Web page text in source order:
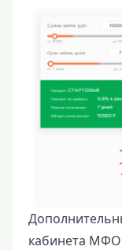
кабинета